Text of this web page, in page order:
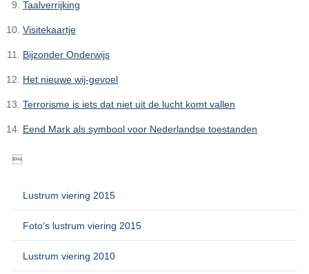
Taalverrijking
Visitekaartje
Bijzonder Onderwijs
Het nieuwe wij-gevoel
Terrorisme is iets dat niet uit de lucht komt vallen
Eend Mark als symbool voor Nederlandse toestanden

Lustrum viering 2015
Foto’s lustrum viering 2015
Lustrum viering 2010